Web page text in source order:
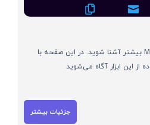
با هوش مصنوعی Marketer Geni بیشتر آشنا شوید. در این صفحه با
از این ابزار آگاه می‌شوید
جزئیات بیشتر